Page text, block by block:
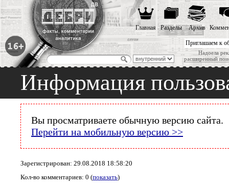
Приглашаем к
Надоела
расширенный
Главная Разделы Архив
Информация
Вы просматриваете обычную версию сайта.
Перейти на мобильную версию >>
Зарегистрирован: 29.08.2018 18:58:20
Кол-во комментариев: 0 (показать)